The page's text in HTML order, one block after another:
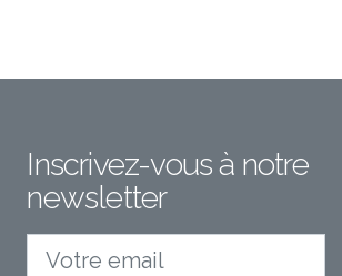
Inscrivez-vous à notre
newsletter